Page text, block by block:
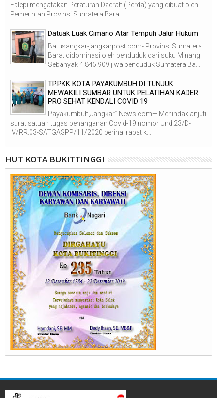
Falepi mengatakan Peraturan Daerah (Perda) yang dibuat oleh
Pemerintah Provinsi Sumatera Barat...
Datuak Luak Cimano Atar Tempuh Jalur Hukum
Batusangkar-jangkarpost.com- Provinsi Sumatera
Barat didominasi oleh penduduk dari suku Minang.
Sebanyak 4.846.909 jiwa penduduk Sumatera Ba...
TP.PKK KOTA PAYAKUMBUH DI TUNJUK
MEWAKILI SUMBAR UNTUK PELATIHAN KADER
PRO SEHAT KENDALI COVID 19
Payakumbuh,Jangkar1News.com— Menindaklanjuti
surat satuan tugas penanganan Covid-19 nomor Und.23/D-
IV/RR.03-SATGASPP/11/2020 perihal rapat k...
HUT KOTA BUKITTINGGI